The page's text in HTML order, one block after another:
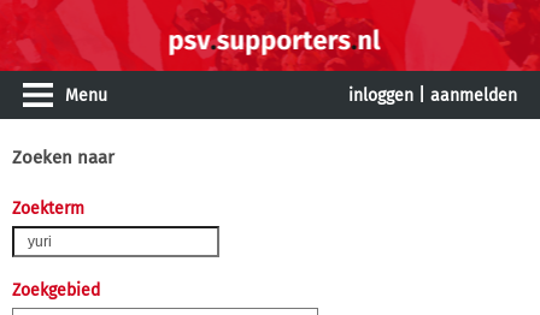
Menu inloggen aanmelden
Zoeken naar
Zoekterm
Zoekgebied